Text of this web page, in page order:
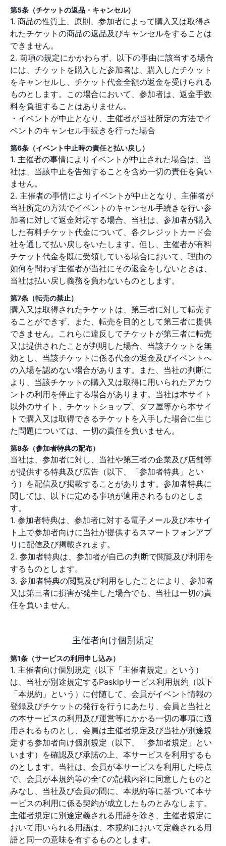
第5条（チケットの返品・キャンセル）
1. 商品の性質上、原則、参加者によって購入又は取得さ
れたチケットの商品の返品及びキャンセルをすることは
できません。
2. 前項の規定にかかわらず、以下の事由に該当する場合
には、チケットを購入した参加者は、購入したチケット
をキャンセルし、チケット代金全額の返金を受けられる
ものとします。この場合において、参加者は、返金手数
料を負担することはありません。
・イベントが中止となり、主催者が当社所定の方法でイ
ベントのキャンセル手続きを行った場合
第6条（イベント中止時の責任と払い戻し）
1. 主催者の事情によりイベントが中止された場合は、当
社は、当該中止を告知することを含め一切の責任を負い
ません。
2. 主催者の事情によりイベントが中止となり、主催者が
当社所定の方法でイベントのキャンセル手続きを行い参
加者に対して返金対応する場合、当社は、参加者が購入
した有料チケット代金について、各クレジットカード会
社を通して払い戻しをいたします。但し、主催者が有料
チケット代金を既に受領している場合において、理由の
如何を問わず主催者が当社にその返金をしないときは、
当社は払い戻し義務を負わないものとします。
第7条（転売の禁止）
購入又は取得されたチケットは、第三者に対して転売す
ることができず、また、転売を目的として第三者に提供
できません。これらに違反してチケットが第三者に転売
又は提供されたことが判明した場合、当該チケットを無
効とし、当該チケットに係る代金の返金及びイベントへ
の入場を認めない場合があります。また、当社の判断に
より、当該チケットの購入又は取得に用いられたアカウ
ントの利用を停止する場合があります。当社は本サイト
以外のサイト、チケットショップ、ダフ屋等から本サイ
トで購入又は取得できるチケットを入手した場合に生じ
た問題については、一切の責任を負いません。
第8条（参加者特典の配布）
当社は、参加者に対し、当社や第三者の企業及び店舗等
が提供する特典及び広告（以下、「参加者特典」とい
う）を配信及び掲載することがあります。参加者特典に
関しては、以下に定める事項が適用されるものとしま
す。
1. 参加者特典は、参加者に対する電子メール及び本サイ
ト上で参加者向けに当社が提供するスマートフォンアプ
リに配信及び掲載されます。
2. 参加者特典は、参加者が自己の判断で閲覧及び利用を
するものとします。
3. 参加者特典の閲覧及び利用をしたことにより、参加者
又は第三者に損害が発生した場合でも、当社は一切の責
任を負いません。
主催者向け個別規定
第1条（サービスの利用申し込み）
1. 主催者向け個別規定（以下「主催者規定」という）
は、当社が別途規定するPaskipサービス利用規約（以下
「本規約」という）に付随して、会員がイベント情報の
登録及びチケットの発行を行うにあたり、会員と当社と
の本サービスの利用及び運営等にかかる一切の事項に適
用されるものとし、会員は主催者規定及び当社が別途規
定する参加者向け個別規定（以下、「参加者規定」とい
います）を確認及び承諾の上、本サービスを利用するも
のとします。当社は、会員が本サービスを利用した時点
で、会員が本規約等の全ての記載内容に同意したものと
みなし、当社及び会員の間に、本規約等に基づいて本サ
ービスの利用に係る契約が成立したものとみなします。
主催者規定に別途定義される用語を除き、主催者規定に
おいて用いられる用語は、本規約において定義される用
語と同一の意味を有するものとします。